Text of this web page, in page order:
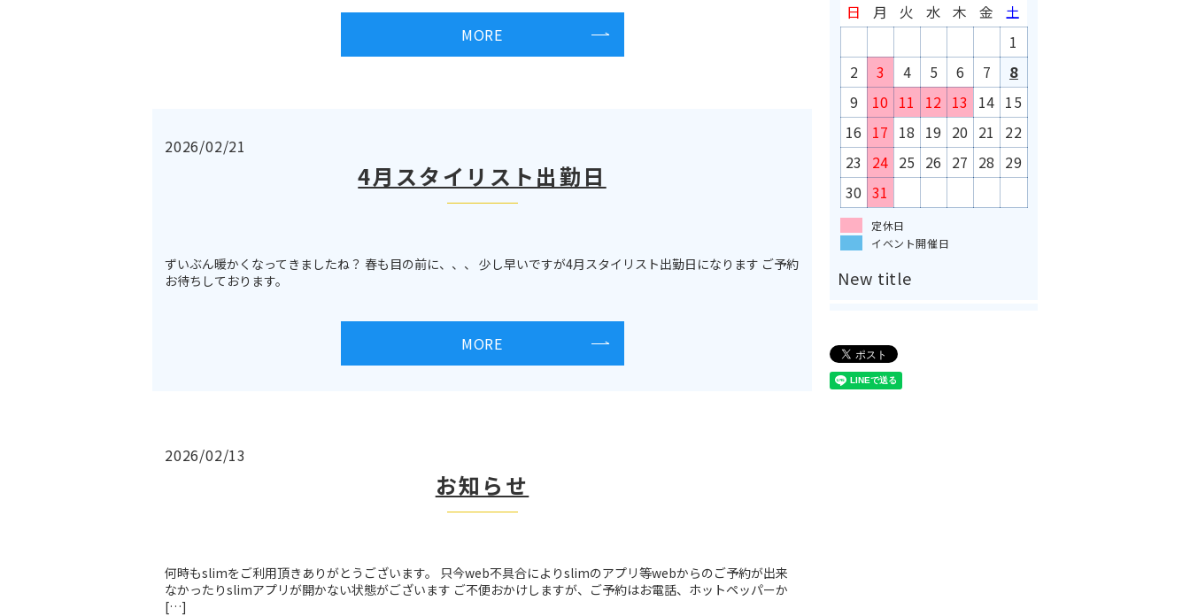
MORE
2026/02/21
4月スタイリスト出勤日
ずいぶん暖かくなってきましたね？ 春も目の前に、、、 少し早いですが4月スタイリスト出勤日になります ご予約
お待ちしております。
MORE
2026/02/13
お知らせ
何時もslimをご利用頂きありがとうございます。 只今web不具合によりslimのアプリ等webからのご予約が出来
なかったりslimアプリが開かない状態がございます ご不便おかけしますが、ご予約はお電話、ホットペッパーか
[…]
日
月 火 水 木 金
土
1
2
3 4 5 6 7
8
9
10 11 12 13 14 15
16 17 18 19 20 21
22
23 24 25 26 27 28 29
30 31
定休日
イベント開催日